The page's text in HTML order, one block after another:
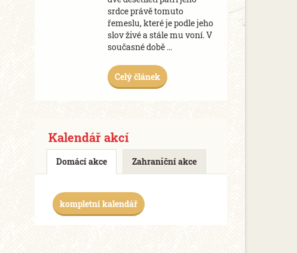
srdce právě tomuto
řemeslu, které je podle jeho
slov živé a stále mu voní. V
současné době ...
Celý článek
Kalendář akcí
Domácí akce Zahraniční akce
kompletní kalendář